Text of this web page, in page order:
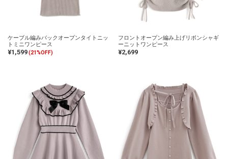
ケーブル編みバックオープンタイトニッ
トミニワンピース
¥1,599(21%OFF)
フロントオープン編み上げリボンシャギ
ーニットワンピース
¥2,699